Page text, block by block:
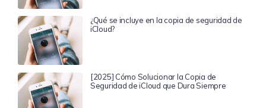
¿Qué se incluye en la copia de seguridad de
iCloud?
[2025] Cómo Solucionar la Copia de
Seguridad de iCloud que Dura Siempre